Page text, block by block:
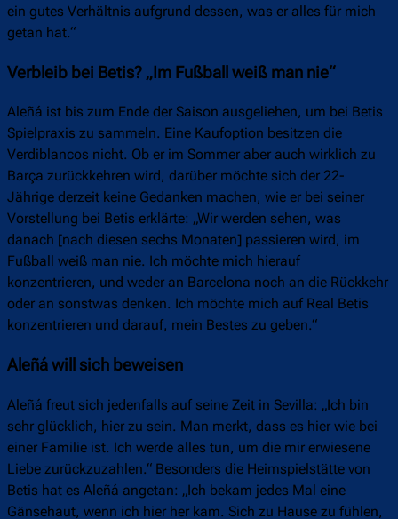
ein gutes Verhältnis aufgrund dessen, was er alles für mich
getan hat.“
Verbleib bei Betis? „Im Fußball weiß man nie“
Aleñá ist bis zum Ende der Saison ausgeliehen, um bei Betis
Spielpraxis zu sammeln. Eine Kaufoption besitzen die
Verdiblancos nicht. Ob er im Sommer aber auch wirklich zu
Barça zurückkehren wird, darüber möchte sich der 22-
Jährige derzeit keine Gedanken machen, wie er bei seiner
Vorstellung bei Betis erklärte: „Wir werden sehen, was
danach [nach diesen sechs Monaten] passieren wird, im
Fußball weiß man nie. Ich möchte mich hierauf
konzentrieren, und weder an Barcelona noch an die Rückkehr
oder an sonstwas denken. Ich möchte mich auf Real Betis
konzentrieren und darauf, mein Bestes zu geben.“
Aleñá will sich beweisen
Aleñá freut sich jedenfalls auf seine Zeit in Sevilla: „Ich bin
sehr glücklich, hier zu sein. Man merkt, dass es hier wie bei
einer Familie ist. Ich werde alles tun, um die mir erwiesene
Liebe zurückzuzahlen.“ Besonders die Heimspielstätte von
Betis hat es Aleñá angetan: „Ich bekam jedes Mal eine
Gänsehaut, wenn ich hier her kam. Sich zu Hause zu fühlen,